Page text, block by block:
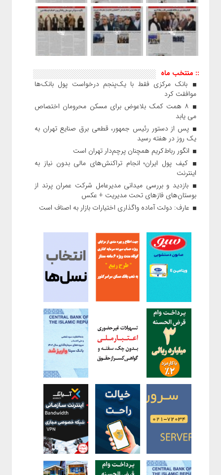
:: منتخب ماه
بانک مرکزی فقط با یک‌‎پنجم درخواست پول بانک‌ها
موافقت کرد
۸ همت کمک بلاعوض برای مسکن محرومان اختصاص
می یابد
پس از دستور رئیس‌ جمهور، قطعی برق صنایع تهران به
یک روز در هفته رسید
انگور رباط‌کریم همچنان پرچم‌دار تهران است
کیف پول ایران؛ انجام تراکنش‌های مالی بدون نیاز به
اینترنت
بازدید و بررسی میدانی مدیرعامل شرکت عمران پرند از
بوستان‌های فازهای تحت مدیریت + عکس
عارف: دولت آماده واگذاری اختیارات بازار به اصناف است